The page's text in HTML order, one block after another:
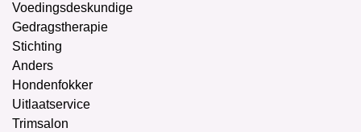
Voedingsdeskundige
Gedragstherapie
Stichting
Anders
Hondenfokker
Uitlaatservice
Trimsalon